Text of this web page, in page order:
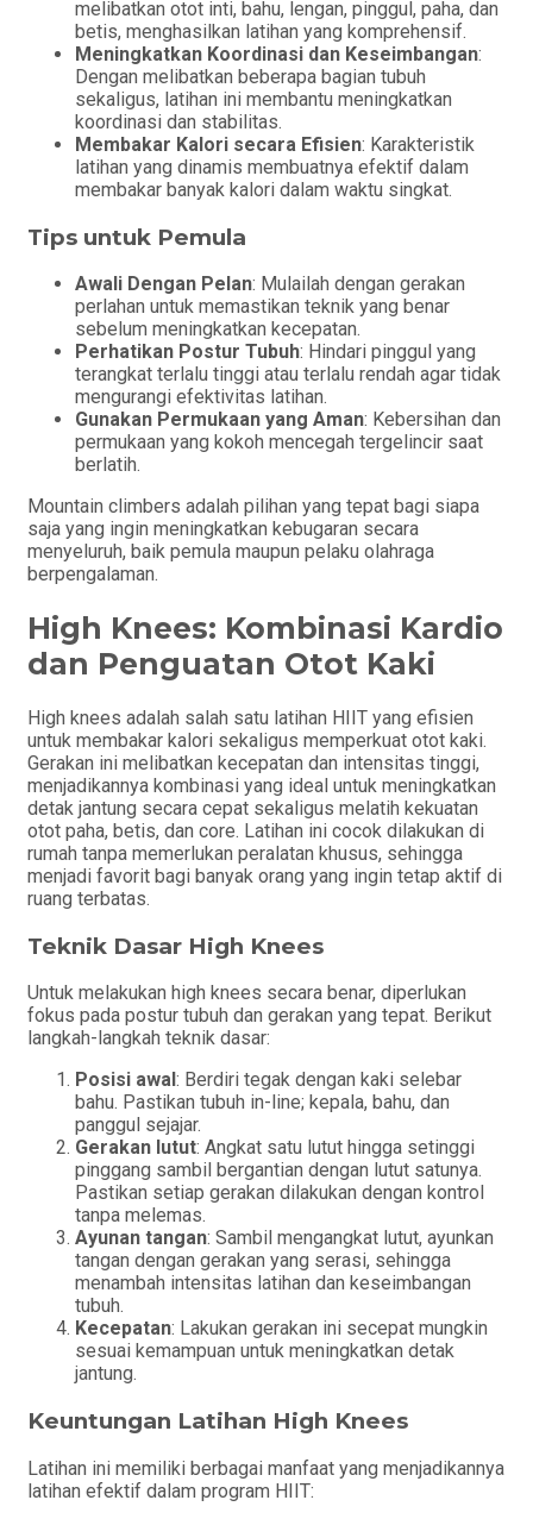
melibatkan otot inti, bahu, lengan, pinggul, paha, dan
betis, menghasilkan latihan yang komprehensif.
Meningkatkan Koordinasi dan Keseimbangan:
Dengan melibatkan beberapa bagian tubuh
sekaligus, latihan ini membantu meningkatkan
koordinasi dan stabilitas.
Membakar Kalori secara Efisien: Karakteristik
latihan yang dinamis membuatnya efektif dalam
membakar banyak kalori dalam waktu singkat.
Tips untuk Pemula
Awali Dengan Pelan: Mulailah dengan gerakan
perlahan untuk memastikan teknik yang benar
sebelum meningkatkan kecepatan.
Perhatikan Postur Tubuh: Hindari pinggul yang
terangkat terlalu tinggi atau terlalu rendah agar tidak
mengurangi efektivitas latihan.
Gunakan Permukaan yang Aman: Kebersihan dan
permukaan yang kokoh mencegah tergelincir saat
berlatih.
Mountain climbers adalah pilihan yang tepat bagi siapa
saja yang ingin meningkatkan kebugaran secara
menyeluruh, baik pemula maupun pelaku olahraga
berpengalaman.
High Knees: Kombinasi Kardio
dan Penguatan Otot Kaki
High knees adalah salah satu latihan HIIT yang efisien
untuk membakar kalori sekaligus memperkuat otot kaki.
Gerakan ini melibatkan kecepatan dan intensitas tinggi,
menjadikannya kombinasi yang ideal untuk meningkatkan
detak jantung secara cepat sekaligus melatih kekuatan
otot paha, betis, dan core. Latihan ini cocok dilakukan di
rumah tanpa memerlukan peralatan khusus, sehingga
menjadi favorit bagi banyak orang yang ingin tetap aktif di
ruang terbatas.
Teknik Dasar High Knees
Untuk melakukan high knees secara benar, diperlukan
fokus pada postur tubuh dan gerakan yang tepat. Berikut
langkah-langkah teknik dasar:
Posisi awal : Berdiri tegak dengan kaki selebar
bahu. Pastikan tubuh in-line; kepala, bahu, dan
panggul sejajar.
Gerakan lutut: Angkat satu lutut hingga setinggi
pinggang sambil bergantian dengan lutut satunya.
Pastikan setiap gerakan dilakukan dengan kontrol
tanpa melemas.
Ayunan tangan: Sambil mengangkat lutut, ayunkan
tangan dengan gerakan yang serasi, sehingga
menambah intensitas latihan dan keseimbangan
tubuh.
Kecepatan: Lakukan gerakan ini secepat mungkin
sesuai kemampuan untuk meningkatkan detak
jantung.
Keuntungan Latihan High Knees
Latihan ini memiliki berbagai manfaat yang menjadikannya
latihan efektif dalam program HIIT: